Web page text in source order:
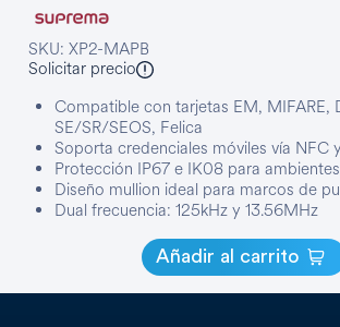
SKU: XP2-MAPB
Solicitar precio
Compatible con tarjetas EM, MIFARE,
SE/SR/SEOS, Felica
Soporta credenciales móviles vía NFC
Protección IP67 e IK08 para
Diseño mullion ideal para marcos de
Dual frecuencia: 125kHz y 13.56MHz
Añadir al carrito